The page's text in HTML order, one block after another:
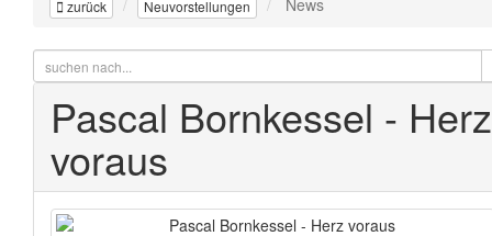
zurück Neuvorstellungen News
Pascal Bornkessel - Herz
voraus